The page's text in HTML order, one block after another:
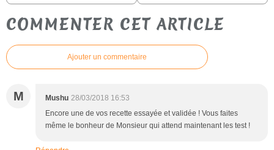
COMMENTER CET ARTICLE
Ajouter un commentaire
M Mushu 28/03/2018 16:53
Encore une de vos recette essayée et validée ! Vous faites
même le bonheur de Monsieur qui attend maintenant les test !